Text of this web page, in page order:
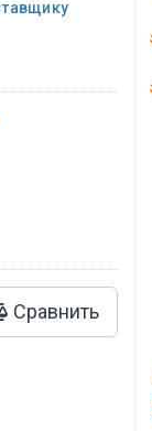
Сравнить